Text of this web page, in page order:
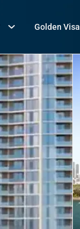
Golden Visa